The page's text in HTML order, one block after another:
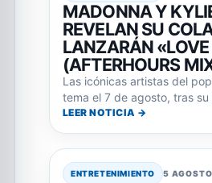
MADONNA Y
REVELAN SU
LANZARÁN
(AFTERHOURS
Las icónicas artistas del
tema el 7 de agosto, tras
LEER NOTICIA →
ENTRETENIMIENTO 5